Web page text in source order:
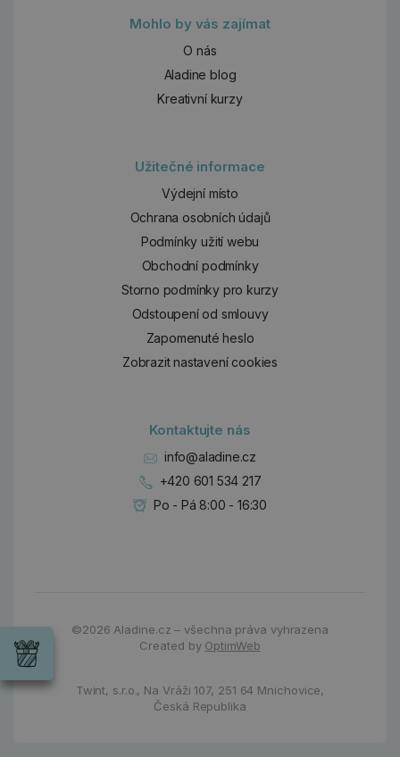
Mohlo by vás zajímat
O nás
Aladine blog
Kreativní kurzy
Užitečné informace
Výdejní místo
Ochrana osobních údajů
Podmínky užití webu
Obchodní podmínky
Storno podmínky pro kurzy
Odstoupení od smlouvy
Zapomenuté heslo
Zobrazit nastavení cookies
Kontaktujte nás
info@aladine.cz
+420 601 534 217
Po - Pá 8:00 - 16:30
©2026 Aladine.cz – všechna práva vyhrazena
Created by OptimWeb
Twint, s.r.o., Na Vráži 107, 251 64 Mnichovice,
Česká Republika
Wrendale
příležitost
Chci si vybrat